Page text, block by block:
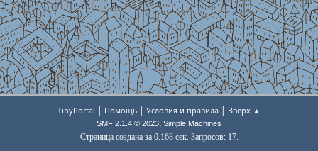
TinyPortal | Помощь | Условия и правила | Вверх ▲
SMF 2.1.4 © 2023, Simple Machines
Страница создана за 0.168 сек. Запросов: 17.